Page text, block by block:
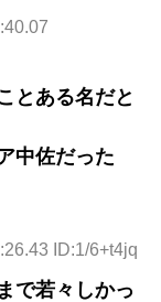
とある名だと
中佐だった
ID:1/6+t4jq
で若々しかっ